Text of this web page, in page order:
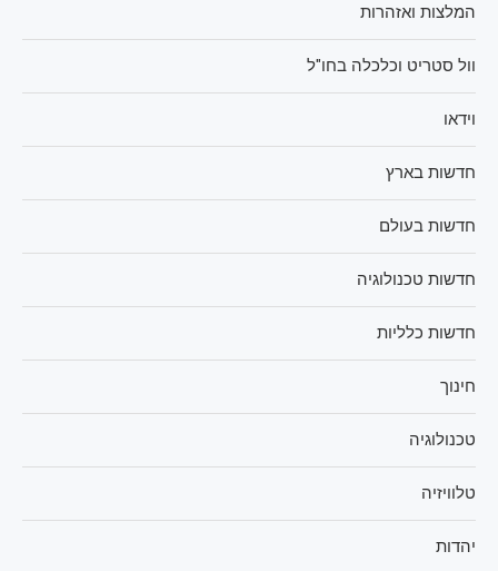
המלצות ואזהרות
וול סטריט וכלכלה בחו"ל
וידאו
חדשות בארץ
חדשות בעולם
חדשות טכנולוגיה
חדשות כלליות
חינוך
טכנולוגיה
טלוויזיה
יהדות